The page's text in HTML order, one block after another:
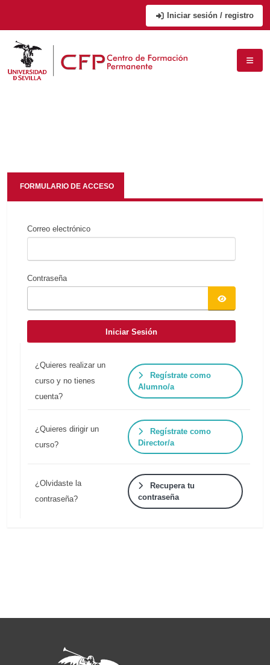
Iniciar sesión / registro
FORMULARIO DE ACCESO
Correo electrónico
Contraseña
Iniciar Sesión
¿Quieres realizar un
curso y no tienes
cuenta?
Regístrate como
Alumno/a
¿Quieres dirigir un
curso?
Regístrate como
Director/a
¿Olvidaste la
contraseña?
Recupera tu
contraseña